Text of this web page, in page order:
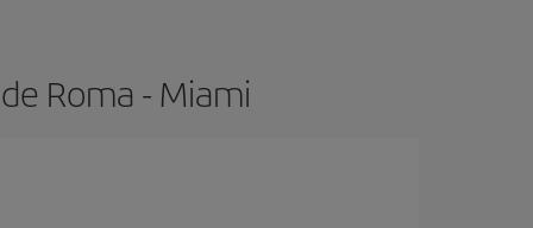
Roma - Miami